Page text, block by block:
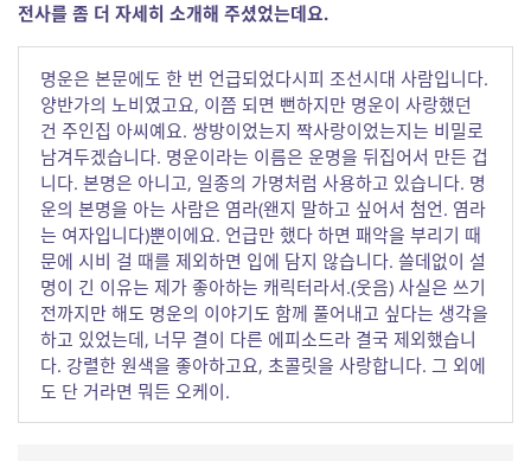
전사를 좀 더 자세히 소개해 주셨었는데요.
명운은 본문에도 한 번 언급되었다시피 조선시대 사람입니다.
양반가의 노비였고요, 이쯤 되면 뻔하지만 명운이 사랑했던
건 주인집 아씨예요. 쌍방이었는지 짝사랑이었는지는 비밀로
남겨두겠습니다. 명운이라는 이름은 운명을 뒤집어서 만든 겁
니다. 본명은 아니고, 일종의 가명처럼 사용하고 있습니다. 명
운의 본명을 아는 사람은 염라(왠지 말하고 싶어서 첨언. 염라
는 여자입니다)뿐이에요. 언급만 했다 하면 패악을 부리기 때
문에 시비 걸 때를 제외하면 입에 담지 않습니다. 쓸데없이 설
명이 긴 이유는 제가 좋아하는 캐릭터라서.(웃음) 사실은 쓰기
전까지만 해도 명운의 이야기도 함께 풀어내고 싶다는 생각을
하고 있었는데, 너무 결이 다른 에피소드라 결국 제외했습니
다. 강렬한 원색을 좋아하고요, 초콜릿을 사랑합니다. 그 외에
도 단 거라면 뭐든 오케이.